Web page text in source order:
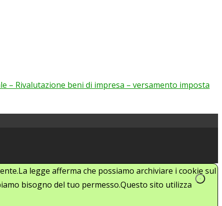
– Rivalutazione beni di impresa – versamento imposta
legge afferma che possiamo archiviare i cookie sul
bisogno del tuo permesso.Questo sito utilizza